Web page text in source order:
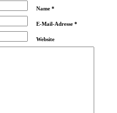
Name*
E-Mail-Adresse*
Website